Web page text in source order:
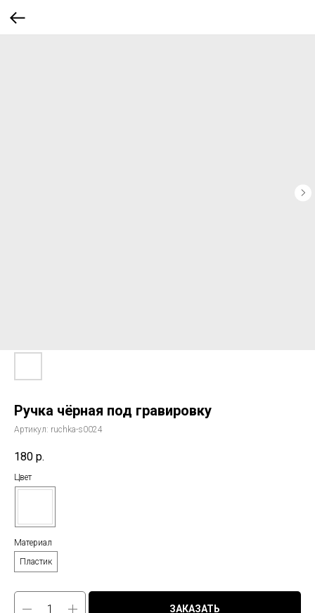
Ручка чёрная под гравировку
Артикул: ruchka-s0024
180 р.
Цвет
Материал
Пластик
ЗАКАЗАТЬ